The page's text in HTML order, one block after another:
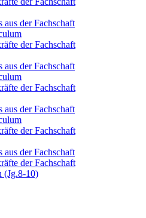
aus der Fachschaft
der Fachschaft
aus der Fachschaft
der Fachschaft
aus der Fachschaft
der Fachschaft
aus der Fachschaft
der Fachschaft
(Jg.8-10)